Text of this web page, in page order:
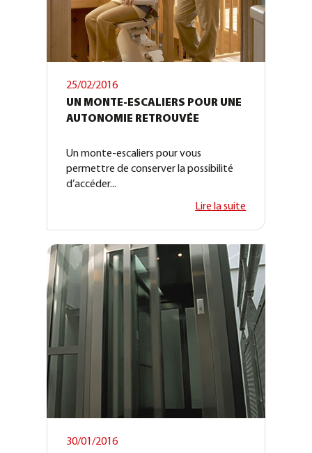
25/02/2016
UN MONTE-ESCALIERS POUR UNE
AUTONOMIE RETROUVÉE
Un monte-escaliers pour vous
permettre de conserver la possibilité
d’accéder...
Lire la suite
30/01/2016